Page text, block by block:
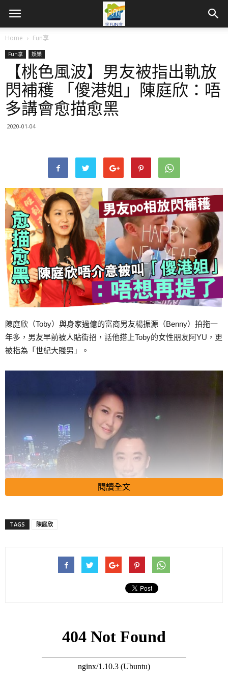
Home Fun享
Fun享 娛樂
【桃色風波】男友被指出軌放
閃補穫 「傻港姐」陳庭欣：唔
多講會愈描愈黑
2020-01-04
陳庭欣（Toby）與身家過億的富商男友楊振源（Benny）拍拖一
年多，男友早前被人貼街招，話他搭上Toby的女性朋友阿YU，更
被指為「世紀大賤男」。
閱讀全文
TAGS 陳庭欣